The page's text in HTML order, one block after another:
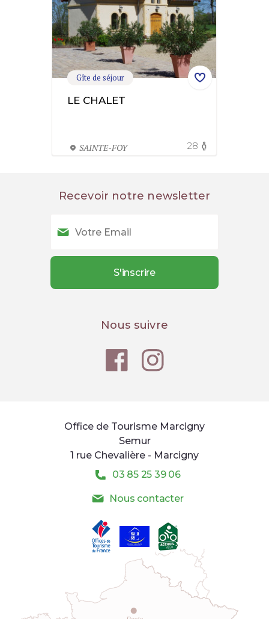
Gîte de séjour
LE CHALET
SAINTE-FOY 28
Recevoir notre newsletter
Nous suivre
Office de Tourisme Marcigny
Semur
1 rue Chevalière - Marcigny
03 85 25 39 06
Nous contacter